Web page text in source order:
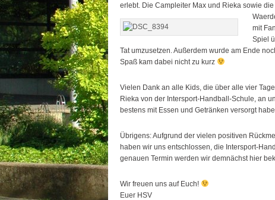
erlebt. Die Campleiter Max und Rieka sowie
mit
Spiel
Tat umzusetzen. Außerdem wurde am Ende
Spaß kam dabei nicht zu kurz
Vielen Dank an alle Kids, die über alle vier
Rieka von der Intersport-Handball-Schule, an
bestens mit Essen und Getränken versorgt
Übrigens: Aufgrund der vielen positiven
haben wir uns entschlossen, die Intersport-
genauen Termin werden wir demnächst hier
Wir freuen uns auf Euch!
Euer HSV